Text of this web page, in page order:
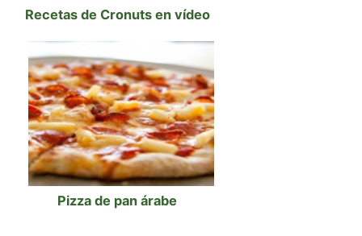
Recetas de Cronuts en vídeo
Pizza de pan árabe